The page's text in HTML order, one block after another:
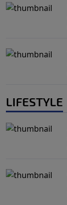
LIFESTYLE